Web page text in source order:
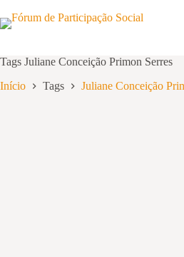
para
o
Tags Juliane Conceição Primon Serres
Início Tags Juliane Conceição